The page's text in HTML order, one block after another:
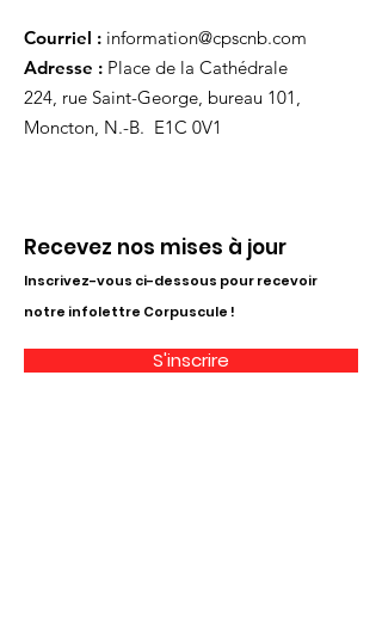
Courriel : information@cpscnb.com
Adresse : Place de la Cathédrale
224, rue Saint-George, bureau 101,
Moncton, N.-B. E1C 0V1
Recevez nos mises à jour
Inscrivez-vous ci-dessous pour recevoir
notre infolettre Corpuscule !
S'inscrire